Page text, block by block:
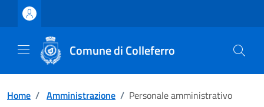
Vai ai contenuti
Vai al footer
Comune di Colleferro
Home / Amministrazione / Personale amministrativo